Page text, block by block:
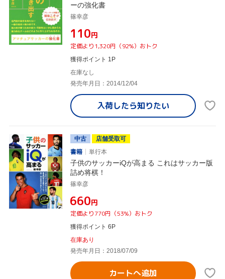
ーの強化書
篠幸彦
¥110円
定価より1,320円（92%）おトク
獲得ポイント 1P
在庫なし
発売年月日：2014/12/04
入荷したら知りたい
中古
店舗受取可
書籍
単行本
子供のサッカーiQが高まる これはサッカー版
詰め将棋！
篠幸彦
¥660円
定価より770円（53%）おトク
獲得ポイント 6P
在庫あり
発売年月日：2018/07/09
カートへ追加